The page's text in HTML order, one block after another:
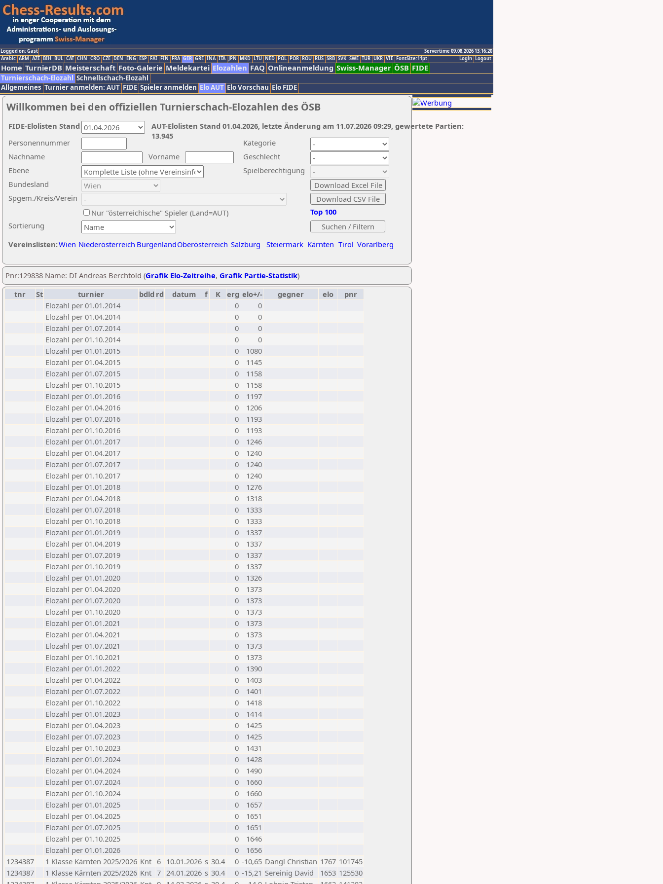
Logged on: Gast
Servertime 09.08.2026 13:16:20
Logout
Login
Arabic ARM AZE BIH BUL CAT CHN CRO CZE DEN ENG ESP FAI FIN FRA GER GRE INA ITA JPN MKD LTU NED POL POR ROU RUS SRB SVK SWE TUR UKR VIE FontSize:11pt
Home TurnierDB Meisterschaft Foto-Galerie Meldekartei Elozahlen FAQ Onlineanmeldung Swiss-Manager ÖSB FIDE
Turnierschach-Elozahl Schnellschach-Elozahl
Allgemeines Turnier anmelden: AUT FIDE Spieler anmelden Elo AUT Elo Vorschau Elo FIDE
Willkommen bei den offiziellen Turnierschach-Elozahlen des ÖSB
Nachname
Vorname
Ebene
Kategorie
Sortierung
Personennummer
Bundesland
Spgem./Kreis/Verein
Geschlecht
Nur "österreichische" Spieler (Land=AUT)
Spielberechtigung
Vereinslisten:Wien Niederösterreich BurgenlandOberösterreich Salzburg Steiermark Kärnten Tirol Vorarlberg
Top 100
AUT-Elolisten Stand 01.04.2026, letzte Änderung am 11.07.2026 09:29, gewertete Partien:
13.945
FIDE-Elolisten Stand
Pnr:129838 Name: DI Andreas Berchtold (Grafik Elo-Zeitreihe, Grafik Partie-Statistik)
tnr
St turnier bdld rd datum f K erg elo+/- gegner elo
pnr
Elozahl per 01.01.2014
0
0
Elozahl per 01.04.2014
0
0
Elozahl per 01.07.2014
0
0
Elozahl per 01.10.2014
0
0
Elozahl per 01.01.2015
0
1080
Elozahl per 01.04.2015
0
1145
Elozahl per 01.07.2015
0
1158
Elozahl per 01.10.2015
0
1158
Elozahl per 01.01.2016
0
1197
Elozahl per 01.04.2016
0
1206
Elozahl per 01.07.2016
0
1193
Elozahl per 01.10.2016
0
1193
Elozahl per 01.01.2017
0
1246
Elozahl per 01.04.2017
0
1240
Elozahl per 01.07.2017
0
1240
Elozahl per 01.10.2017
0
1240
Elozahl per 01.01.2018
0
1276
Elozahl per 01.04.2018
0
1318
Elozahl per 01.07.2018
0
1333
Elozahl per 01.10.2018
0
1333
Elozahl per 01.01.2019
0
1337
Elozahl per 01.04.2019
0
1337
Elozahl per 01.07.2019
0
1337
Elozahl per 01.10.2019
0
1337
Elozahl per 01.01.2020
0
1326
Elozahl per 01.04.2020
0
1373
Elozahl per 01.07.2020
0
1373
Elozahl per 01.10.2020
0
1373
Elozahl per 01.01.2021
0
1373
Elozahl per 01.04.2021
0
1373
Elozahl per 01.07.2021
0
1373
Elozahl per 01.10.2021
0
1373
Elozahl per 01.01.2022
0
1390
Elozahl per 01.04.2022
0
1403
Elozahl per 01.07.2022
0
1401
Elozahl per 01.10.2022
0
1418
Elozahl per 01.01.2023
0
1414
Elozahl per 01.04.2023
0
1425
Elozahl per 01.07.2023
0
1425
Elozahl per 01.10.2023
0
1431
Elozahl per 01.01.2024
0
1428
Elozahl per 01.04.2024
0
1490
Elozahl per 01.07.2024
0
1660
Elozahl per 01.10.2024
0
1660
Elozahl per 01.01.2025
0
1657
Elozahl per 01.04.2025
0
1651
Elozahl per 01.07.2025
0
1651
Elozahl per 01.10.2025
0
1646
Elozahl per 01.01.2026
0
1656
1234387
1 Klasse Kärnten 2025/2026 Knt 6 10.01.2026 s 30.4 0 -10,65 Dangl Christian 1767 101745
1234387
1 Klasse Kärnten 2025/2026 Knt 7 24.01.2026 s 30.4 0 -15,21 Sereinig David 1653 125530